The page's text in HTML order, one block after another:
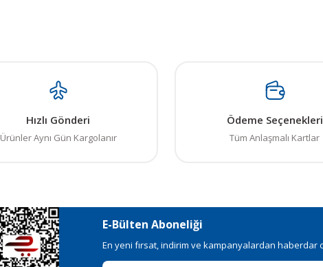
Hızlı Gönderi
Ürünler Aynı Gün Kargolanır
Ödeme Seçenekleri
Tüm Anlaşmalı Kartlar
E-Bülten Aboneliği
En yeni fırsat, indirim ve kampanyalardan haberdar